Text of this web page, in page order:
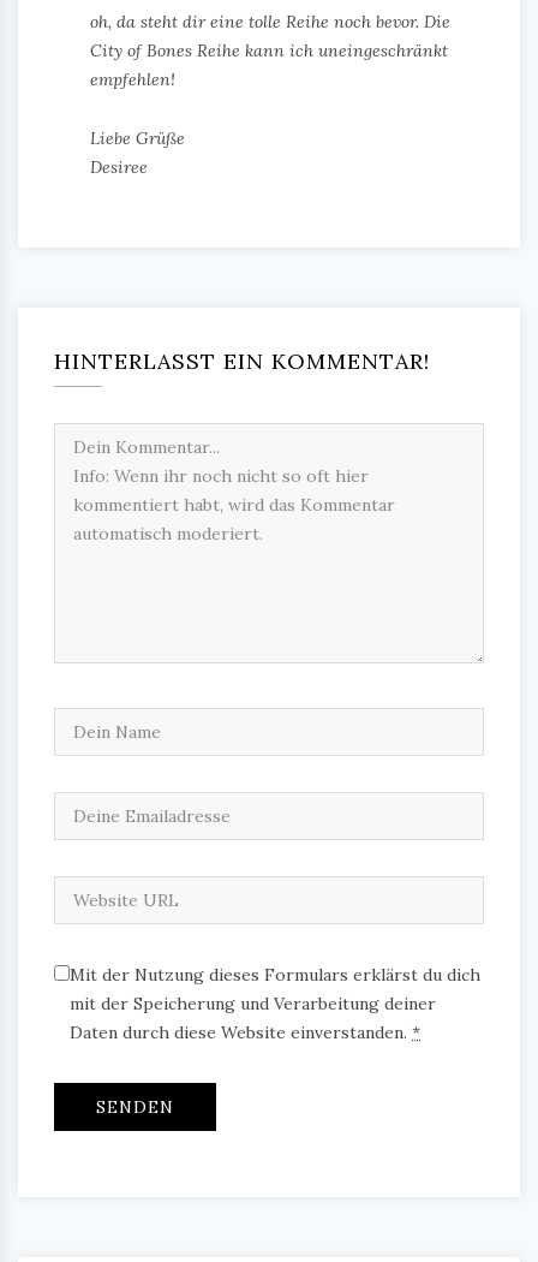
oh, da steht dir eine tolle Reihe noch bevor. Die
City of Bones Reihe kann ich uneingeschränkt
empfehlen!
Liebe Grüße
Desiree
HINTERLASST EIN KOMMENTAR!
Mit der Nutzung dieses Formulars erklärst du dich
mit der Speicherung und Verarbeitung deiner
Daten durch diese Website einverstanden. *